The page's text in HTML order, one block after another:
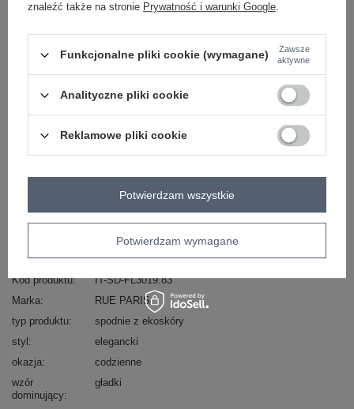
L 5906694059964 -
Zobacz wszystkie kolory (+2)
ZALOGUJ SIĘ I ZOBACZ CENĘ
+48 601 547 740 Zadaj pytanie
sposób prania : pranie w pralce w 30°C
Kod produktu
IT-SD-FL3019.83
Marka
RUE PARIS
typ produktu
spodnie z ekoskóry
styl
elegancki
okazja
codzienne
wzór
dominujący
gładki
znaleźć także na stronie Prywatność i warunki Google.
Funkcjonalne pliki cookie (wymagane)
Zawsze
aktywne
Analityczne pliki cookie
Reklamowe pliki cookie
Potwierdzam wymagane
Potwierdzam wszystkie